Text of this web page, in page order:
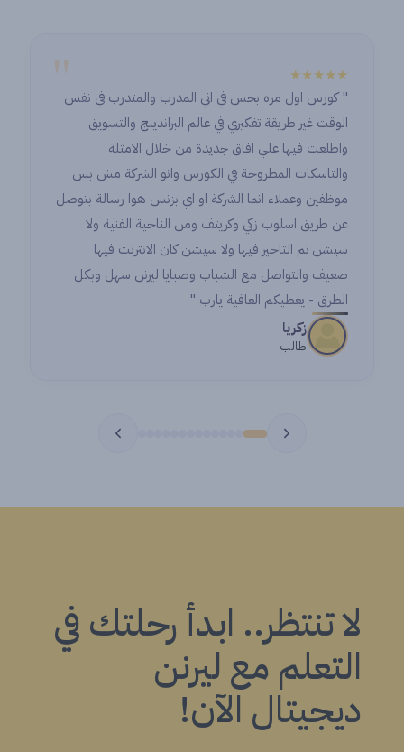
"
★★★★★
" كورس اول مره بحس في اني المدرب والمتدرب في نفس
الوقت غير طريقة تفكيري في عالم البراندينج والتسويق
واطلعت فيها علي افاق جديدة من خلال الامثلة
والتاسكات المطروحة في الكورس وانو الشركة مش بس
موظفين وعملاء انما الشركة او اي بزنس هوا رسالة بتوصل
عن طريق اسلوب زكي وكريتف ومن الناحية الفنية ولا
سيشن تم التاخير فيها ولا سيشن كان الانترنت فيها
ضعيف والتواصل مع الشباب وصبايا ليرنن سهل وبكل
الطرق - يعطيكم العافية يارب "
زكريا
طالب
لا تنتظر.. ابدأ رحلتك في
التعلم مع ليرنن
ديجيتال الآن!